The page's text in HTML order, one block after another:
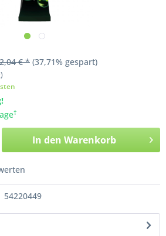
€ * (37,71% gespart)
†
In den Warenkorb
54220449